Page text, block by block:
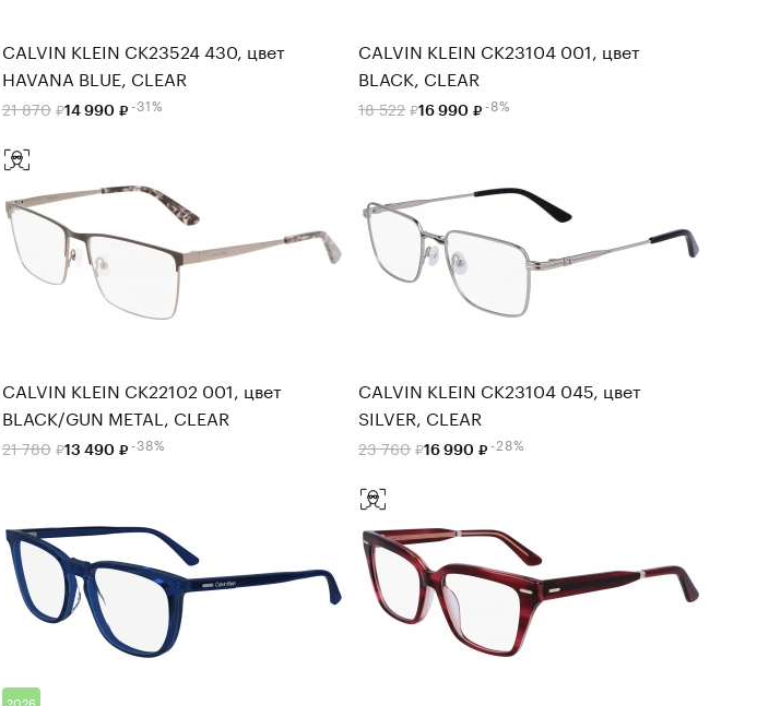
CALVIN KLEIN CK23524 430, цвет
HAVANA BLUE, CLEAR
21 870 14 990 -31%
CALVIN KLEIN CK23104 001, цвет
BLACK, CLEAR
18 522 16 990 -8%
CALVIN KLEIN CK22102 001, цвет
BLACK/GUN METAL, CLEAR
21 780 13 490 -38%
CALVIN KLEIN CK23104 045, цвет
SILVER, CLEAR
23 760 16 990 -28%
2026